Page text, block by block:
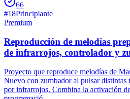
66
#18Principiante
Premium
Reproducción de melodías
de infrarrojos, controlador y
Proyecto que reproduce melodías de
Nuevo con zumbador al pulsar distintas
por infrarrojos. Combina la activación